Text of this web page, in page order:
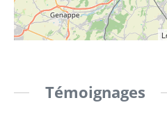
Témoignages